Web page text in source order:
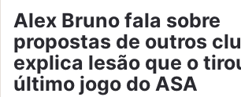
Alex Bruno fala sobre
propostas de outros
explica lesão que o
último jogo do ASA